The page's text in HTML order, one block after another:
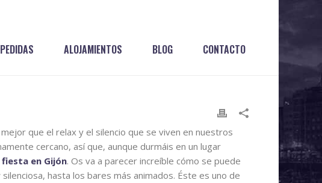
ALOJAMIENTOS BLOG CONTACTO
que el relax y el silencio que se viven en nuestros
cercano, así que, aunque durmáis en un lugar
fiesta en Gijón. Os va a parecer increíble cómo se puede
hasta los bares más animados. Éste es uno de